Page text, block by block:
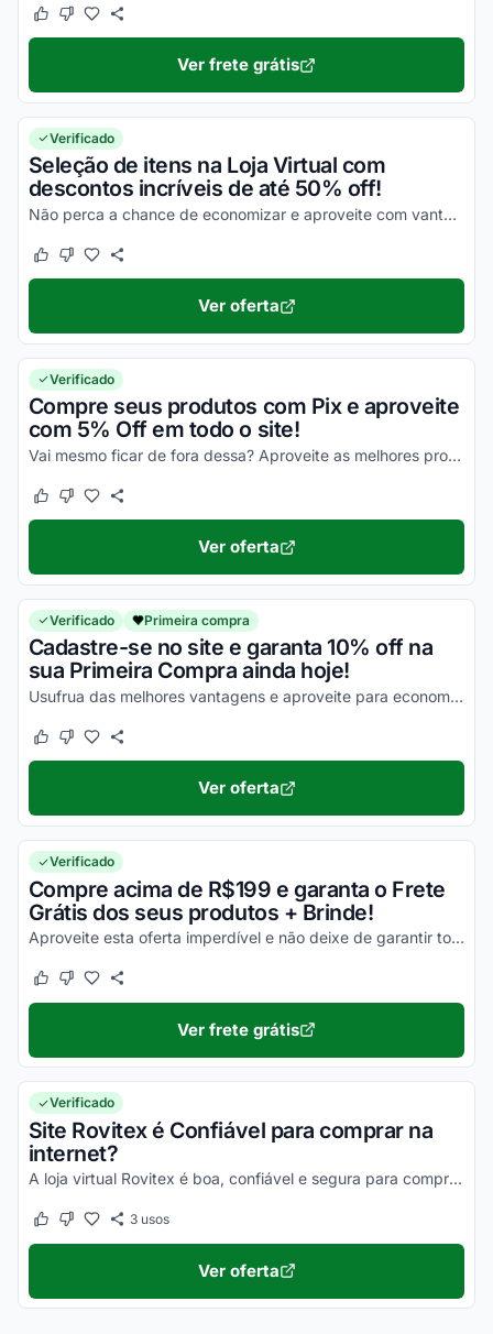
Este cupom funcionou
Este cupom não funcionou
Ver frete grátis
Verificado
Seleção de itens na Loja Virtual com
descontos incríveis de até 50% off!
Não perca a chance de economizar e aproveite com vantagens simplesmente incríveis!
Este cupom funcionou
Este cupom não funcionou
Ver oferta
Verificado
Compre seus produtos com Pix e aproveite
com 5% Off em todo o site!
Vai mesmo ficar de fora dessa? Aproveite as melhores promoções e economize de uma forma simples!
Este cupom funcionou
Este cupom não funcionou
Ver oferta
Verificado Primeira compra
Cadastre-se no site e garanta 10% off na
sua Primeira Compra ainda hoje!
Usufrua das melhores vantagens e aproveite para economizar agora mesmo!
Este cupom funcionou
Este cupom não funcionou
Ver oferta
Verificado
Compre acima de R$199 e garanta o Frete
Grátis dos seus produtos + Brinde!
Aproveite esta oferta imperdível e não deixe de garantir todos os seus benefícios hoje mesmo!
Este cupom funcionou
Este cupom não funcionou
Ver frete grátis
Verificado
Site Rovitex é Confiável para comprar na
internet?
A loja virtual Rovitex é boa, confiável e segura para compras online. Pesquise, confira os comentários e constate!
Este cupom funcionou
Este cupom não funcionou
3usos
Ver oferta